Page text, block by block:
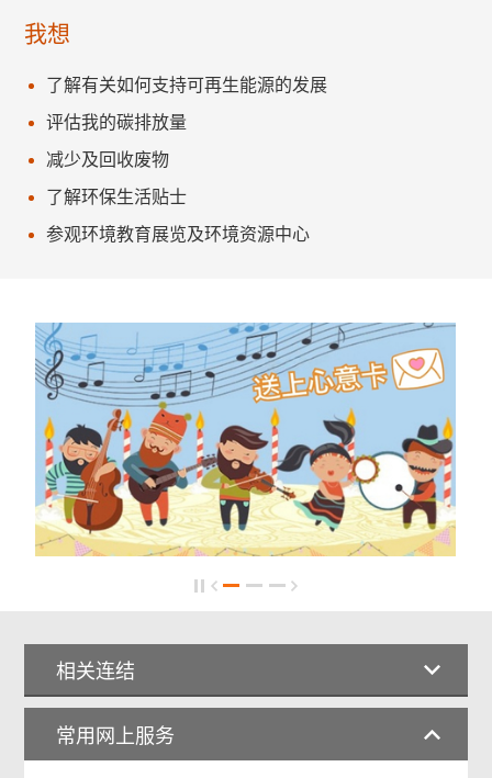
我想
了解有关如何支持可再生能源的发展
评估我的碳排放量
减少及回收废物
了解环保生活贴士
参观环境教育展览及环境资源中心
相关连结
常用网上服务